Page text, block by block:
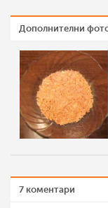
Дополнителни
7 коментари